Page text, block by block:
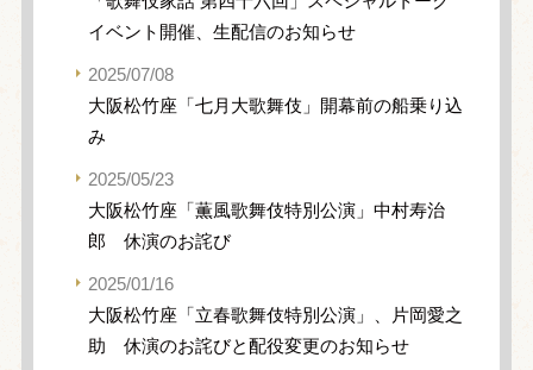
イベント開催、生配信のお知らせ
2025/07/08
大阪松竹座「七月大歌舞伎」開幕前の船乗り込
み
2025/05/23
大阪松竹座「薫風歌舞伎特別公演」中村寿治
郎 休演のお詫び
2025/01/16
大阪松竹座「立春歌舞伎特別公演」、片岡愛之
助 休演のお詫びと配役変更のお知らせ